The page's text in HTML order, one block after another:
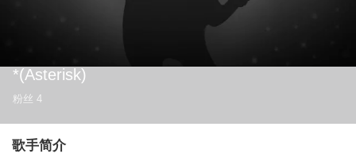
*(Asterisk)
粉丝 4
歌手简介